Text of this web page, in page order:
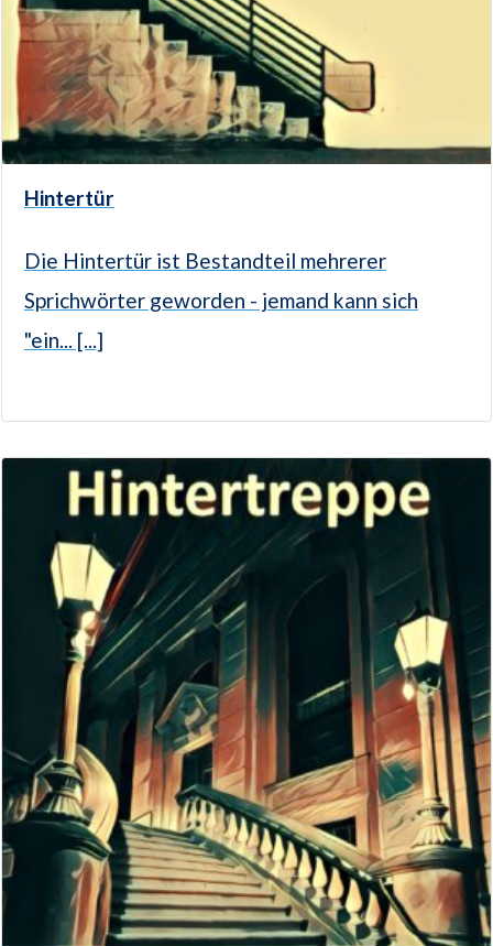
Hintertür
Die Hintertür ist Bestandteil mehrerer
Sprichwörter geworden - jemand kann sich
"ein... [...]